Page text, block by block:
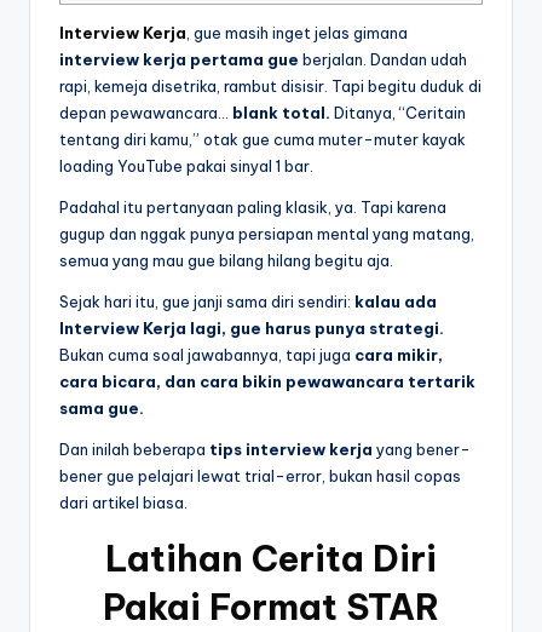
Interview Kerja, gue masih inget jelas gimana
interview kerja pertama gue berjalan. Dandan udah
rapi, kemeja disetrika, rambut disisir. Tapi begitu duduk di
depan pewawancara… blank total. Ditanya, “Ceritain
tentang diri kamu,” otak gue cuma muter-muter kayak
loading YouTube pakai sinyal 1 bar.
Padahal itu pertanyaan paling klasik, ya. Tapi karena
gugup dan nggak punya persiapan mental yang matang,
semua yang mau gue bilang hilang begitu aja.
Sejak hari itu, gue janji sama diri sendiri: kalau ada
Interview Kerja lagi, gue harus punya strategi.
Bukan cuma soal jawabannya, tapi juga cara mikir,
cara bicara, dan cara bikin pewawancara tertarik
sama gue.
Dan inilah beberapa tips interview kerja yang bener-
bener gue pelajari lewat trial-error, bukan hasil copas
dari artikel biasa.
Latihan Cerita Diri
Pakai Format STAR